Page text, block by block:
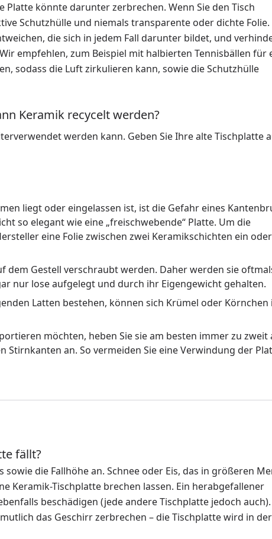
könnte darunter zerbrechen. Wenn Sie den Tisch
Schutzhülle und niemals transparente oder dichte Folie.
die sich in jedem Fall darunter bildet, und
empfehlen, zum Beispiel mit halbierten Tennisbällen für
sodass die Luft zirkulieren kann, sowie die Schutzhülle
Keramik recycelt werden?
werden kann. Geben Sie Ihre alte Tischplatte
liegt oder eingelassen ist, ist die Gefahr eines
so elegant wie eine „freischwebende“ Platte. Um die
eine Folie zwischen zwei Keramikschichten ein oder
dem Gestell verschraubt werden. Daher werden sie
nur lose aufgelegt und durch ihr Eigengewicht gehalten.
Latten bestehen, können sich Krümel oder Körnchen
möchten, heben Sie sie am besten immer zu zweit
Stirnkanten an. So vermeiden Sie eine Verwindung der
fällt?
die Fallhöhe an. Schnee oder Eis, das in größeren
Keramik-Tischplatte brechen lassen. Ein herabgefallener
beschädigen (jede andere Tischplatte jedoch auch).
das Geschirr zerbrechen – die Tischplatte wird in der